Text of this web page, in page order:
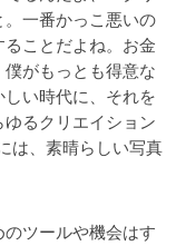
一番かっこ悪いの
ことだよね。お金
がもっとも得意な
い時代に、それを
るクリエイション
は、素晴らしい写真
ツールや機会はす